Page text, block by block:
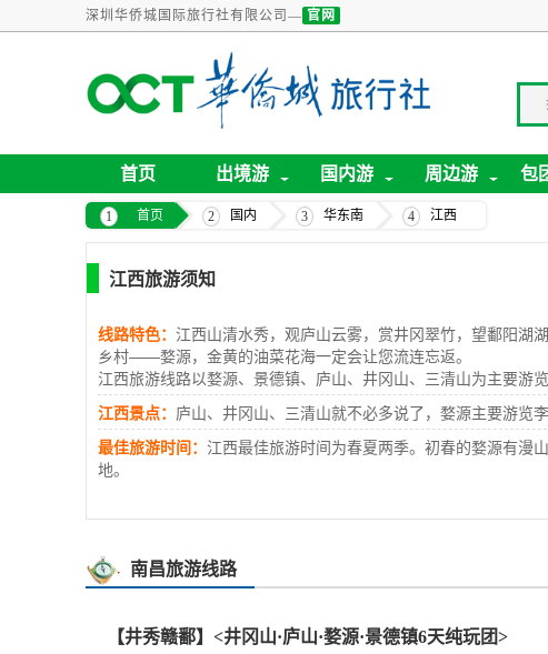
深圳华侨城国际旅行社有限公司— 官网
首页 出境游 国内游 周边游 包
首页 国内 华东南 江西
江西旅游须知
线路特色： 江西山清水秀，观庐山云雾，赏井冈翠竹，望鄱阳湖
乡村——婺源，金黄的油菜花海一定会让您流连忘返。
江西旅游线路以婺源、景德镇、庐山、井冈山、三清山为主要游
江西景点： 庐山、井冈山、三清山就不必多说了，婺源主要游览
最佳旅游时间： 江西最佳旅游时间为春夏两季。初春的婺源有漫
地。
南昌旅游线路
【井秀赣鄱】<井冈山·庐山·婺源·景德镇6天纯玩团>